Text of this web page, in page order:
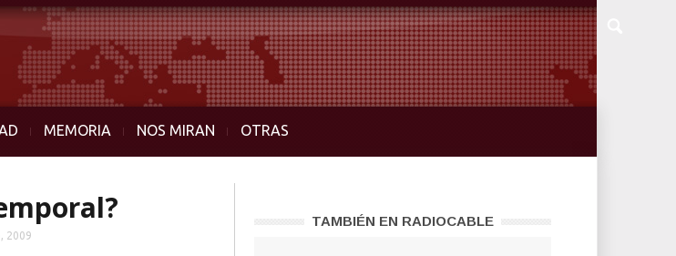
MEMORIA NOS MIRAN OTRAS
2009
TAMBIÉN EN RADIOCABLE